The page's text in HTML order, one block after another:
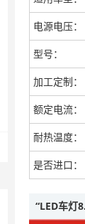
电源电压：
型号：
加工定制：
额定电流：
耐热温度：
是否进口：
“LED车灯